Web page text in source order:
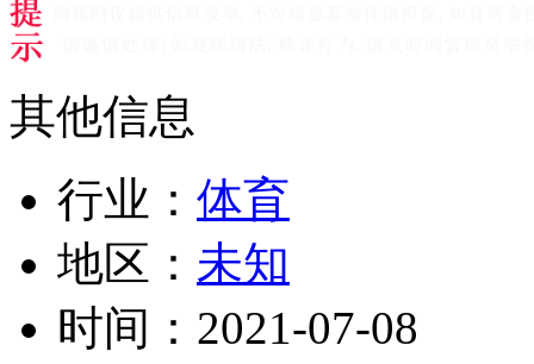
其他信息
行业： 体育
地区： 未知
时间： 2021-07-08